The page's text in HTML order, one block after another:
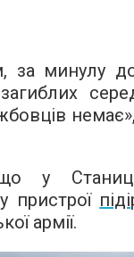
за минулу
у
пристрої
армії.